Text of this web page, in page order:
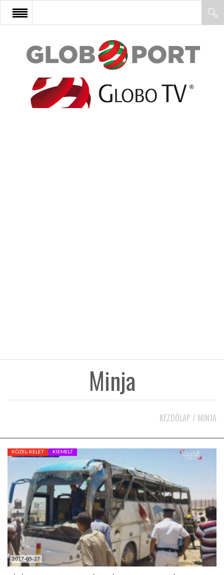
FŐOLDAL
AFRIKA
HÍR3D
TROPICALMAGAZIN
GLOBOTV
AFRIKA TUDÁSTÁR
A NAP SZÉPE
Minja
KEZDŐLAP / MINJA
2017-05-27
KÖZEL-KELET KIEMELT